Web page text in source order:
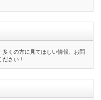
くの方に見てほしい情報、お問
さい！